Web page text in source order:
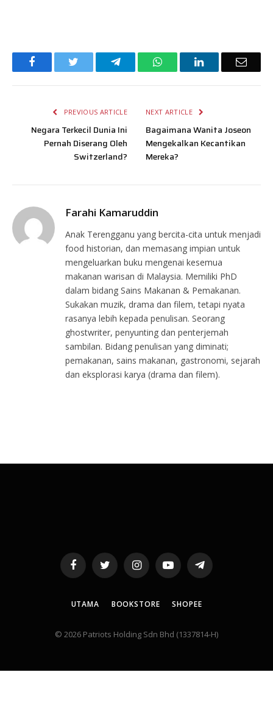
Facebook TelegramWhatsAppLinkedIn Email
PREVIOUS ARTICLE
Negara Terkecil Dunia Ini
Pernah Diserang Oleh
Switzerland?
NEXT ARTICLE
Bagaimana Wanita Joseon
Mengekalkan Kecantikan
Mereka?
Farahi Kamaruddin
Anak Terengganu yang bercita-cita untuk menjadi
food historian, dan memasang impian untuk
mengeluarkan buku mengenai kesemua
makanan warisan di Malaysia. Memiliki PhD
dalam bidang Sains Makanan & Pemakanan.
Sukakan muzik, drama dan filem, tetapi nyata
rasanya lebih kepada penulisan. Seorang
ghostwriter, penyunting dan penterjemah
sambilan. Bidang penulisan yang diminati;
pemakanan, sains makanan, gastronomi, sejarah
dan eksplorasi karya (drama dan filem).
FacebookTwitter InstagramYouTubeTelegram
UTAMA BOOKSTORE SHOPEE
© 2026 Patriots Holding Sdn Bhd (1337814-H)